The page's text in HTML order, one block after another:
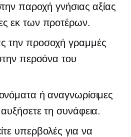
παροχή γνήσιας αξίας
εκ των προτέρων.
την προσοχή γραμμές
περσόνα του
ή αναγνωρίσιμες
τη συνάφεια.
υπερβολές για να